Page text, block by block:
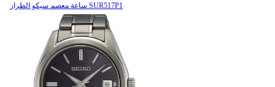
ساعة معصم سیکو الطراز SUR517P1